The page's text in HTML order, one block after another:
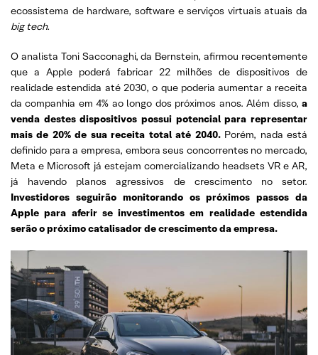
ecossistema de hardware, software e serviços virtuais atuais da
big tech.
O analista Toni Sacconaghi, da Bernstein, afirmou recentemente
que a Apple poderá fabricar 22 milhões de dispositivos de
realidade estendida até 2030, o que poderia aumentar a receita
da companhia em 4% ao longo dos próximos anos. Além disso, a
venda destes dispositivos possui potencial para representar
mais de 20% de sua receita total até 2040.Porém, nada está
definido para a empresa, embora seus concorrentes no mercado,
Meta e Microsoft já estejam comercializando headsets VR e AR,
já havendo planos agressivos de crescimento no setor.
Investidores seguirão monitorando os próximos passos da
Apple para aferir se investimentos em realidade estendida
serão o próximo catalisador de crescimento da empresa.